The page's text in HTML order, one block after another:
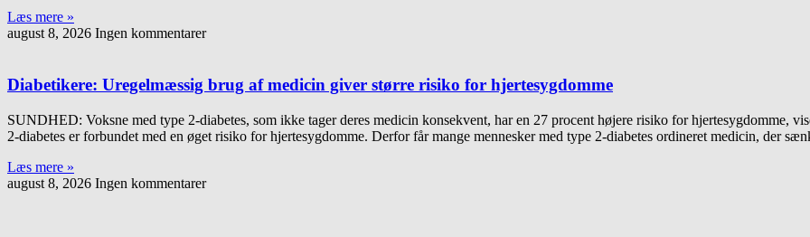
Læs mere »
august 8, 2026 Ingen kommentarer
Diabetikere: Uregelmæssig brug af medicin giver større risiko for hjertesygdomme
SUNDHED: Voksne med type 2-diabetes, som ikke tager deres medicin konsekvent, har en 27 procent højere risiko for hjertesygdomme,
2-diabetes er forbundet med en øget risiko for hjertesygdomme. Derfor får mange mennesker med type 2-diabetes ordineret medicin, der
Læs mere »
august 8, 2026 Ingen kommentarer